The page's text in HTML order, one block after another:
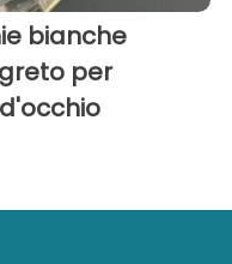
bianche
per